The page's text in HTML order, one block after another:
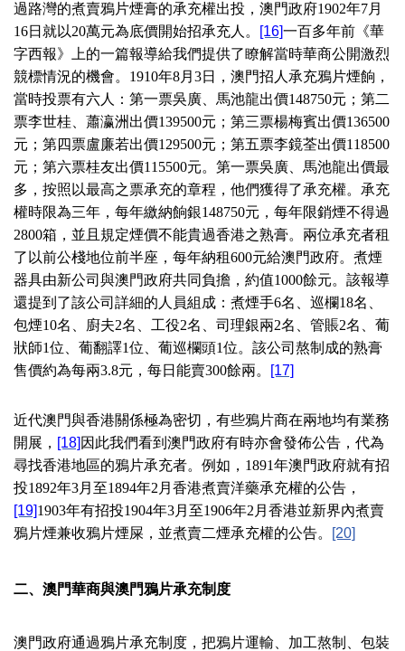
過路灣的煮賣鴉片煙膏的承充權出投，澳門政府1902年7月
16日就以20萬元為底價開始招承充人。 [16]一百多年前《華
字西報》上的一篇報導給我們提供了瞭解當時華商公開激烈
競標情況的機會。 1910年8月 3日，澳門招人承充鴉片煙餉，
當時投票有六人：第一票吳廣、馬池龍出價148750元；第二
票李世桂、蕭瀛洲出價139500元；第三票楊梅賓出價136500
元；第四票盧廉若出價129500元；第五票李鏡荃出價118500
元；第六票桂友出價115500元。第一票吳廣、馬池龍出價最
多，按照以最高之票承充的章程，他們獲得了承充權。承充
權時限為三年，每年繳納餉銀148750元，每年限銷煙不得過
2800箱，並且規定煙價不能貴過香港之熟膏。兩位承充者租
了以前公棧地位前半座，每年納租600元給澳門政府。煮煙
器具由新公司與澳門政府共同負擔，約值1000餘元。該報導
還提到了該公司詳細的人員組成：煮煙手6名、巡欄18名、
包煙10名、廚夫2名、工役2名、司理銀兩2名、管賬2名、葡
狀師1位、葡翻譯1位、葡巡欄頭1位。該公司熬制成的熟膏
售價約為每兩3.8元，每日能賣300餘兩。 [17]
近代澳門與香港關係極為密切，有些鴉片商在兩地均有業務
開展， [18] 因此我們看到澳門政府有時亦會發佈公告，代為
尋找香港地區的鴉片承充者。例如， 1891年澳門政府就有招
投1892年3月至1894年2 月香港煮賣洋藥承充權的公告，
[19]1903年有招投1904年3月至1906年2 月香港並新界內煮賣
鴉片煙兼收鴉片煙屎，並煮賣二煙承充權的公告。
[20]
二、澳門華商與澳門鴉片承充制度
澳門政府通過鴉片承充制度，把鴉片運輸、加工熬制、包裝